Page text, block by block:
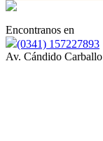
Encontranos en
(0341) 157227893
Av. Cándido